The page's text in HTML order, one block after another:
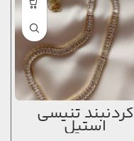
گردنبند تنیسی
استیل